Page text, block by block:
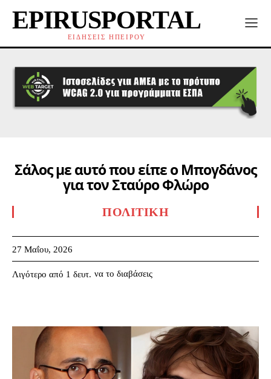
EPIRUSPORTAL
ΕΙΔΗΣΕΙΣ ΗΠΕΙΡΟΥ
Σάλος με αυτό που είπε ο Μπογδάνος
για τον Σταύρο Φλώρο
ΠΟΛΙΤΙΚΉ
27 Μαΐου, 2026
Λιγότερο από 1 δευτ. να το διαβάσεις